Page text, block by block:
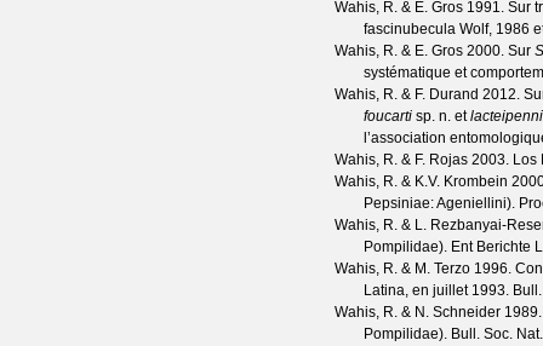
Wahis, R. & E. Gros 1991. Sur
fascinubecula Wolf, 1986
Wahis, R. & E. Gros 2000. Sur
systématique et
Wahis, R. & F. Durand 2012.
foucarti sp. n. et
l’association
Wahis, R. & F. Rojas 2003. Los
Wahis, R. & K.V. Krombein
Pepsiniae: Ageniellini).
Wahis, R. & L. Rezbanyai-
Pompilidae). Ent Berichte
Wahis, R. & M. Terzo 1996.
Latina, en juillet 1993.
Wahis, R. & N. Schneider
Pompilidae). Bull. Soc.